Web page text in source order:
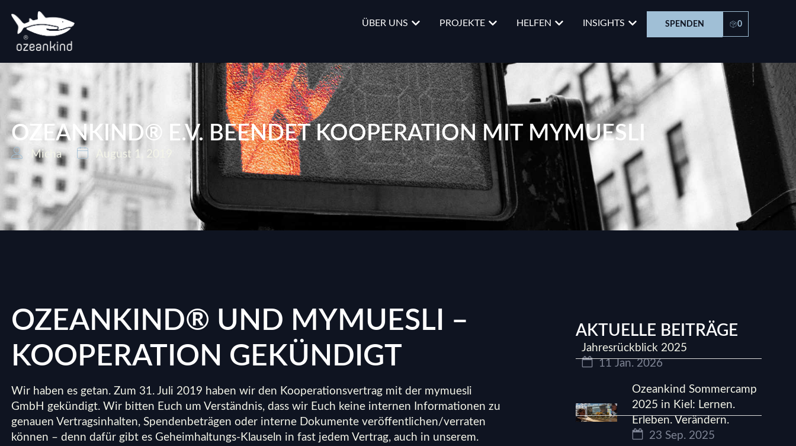
ÜBER UNS PROJEKTE HELFEN INSIGHTS SPENDEN 0
OZEANKIND® E.V. BEENDET KOOPERATION MIT MYMUESLI
Micha August 1, 2019
OZEANKIND® UND MYMUESLI –
KOOPERATION GEKÜNDIGT
Wir haben es getan. Zum 31. Juli 2019 haben wir den Kooperationsvertrag mit der mymuesli
GmbH gekündigt. Wir bitten Euch um Verständnis, dass wir Euch keine internen Informationen zu
genauen Vertragsinhalten, Spendenbeträgen oder interne Dokumente veröffentlichen/verraten
können – denn dafür gibt es Geheimhaltungs-Klauseln in fast jedem Vertrag, auch in unserem.
AKTUELLE BEITRÄGE
Jahresrückblick 2025
11 Jan. 2026
Ozeankind Sommercamp
2025 in Kiel: Lernen.
Erleben. Verändern.
23 Sep. 2025